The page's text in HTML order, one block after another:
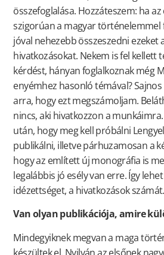
összefoglalása. Hozzáteszem: ha
szigorúan a magyar történelemmel
jóval nehezebb összeszedni ezeket
hivatkozásokat. Nekem is fel kellett
kérdést, hányan foglalkoznak még
enyémhez hasonló témával? Sajnos
arra, hogy ezt megszámoljam.
nincs, aki hivatkozzon a
után, hogy meg kell próbálni
publikálni, illetve párhuzamosan a
hogy az említett új monográfia is
legalábbis jó esély van erre. Így
idézettséget, a hivatkozások számát.
Van olyan publikációja, amire
Mindegyiknek megvan a maga